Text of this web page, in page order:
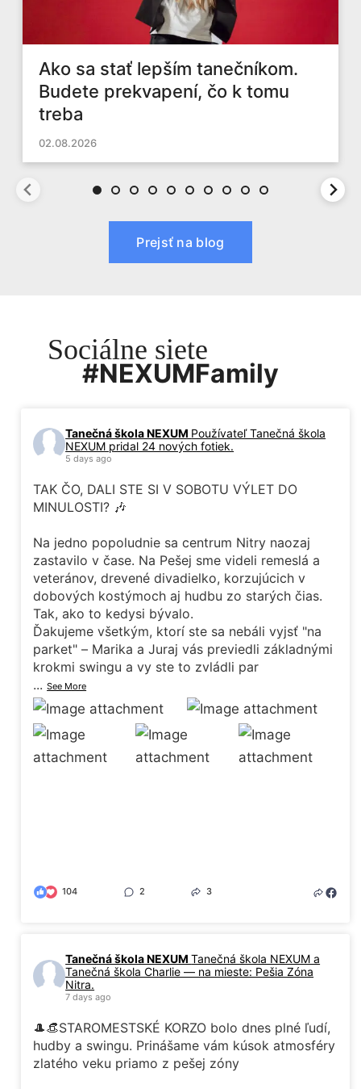
Ako sa stať lepším tanečníkom.
Budete prekvapení, čo k tomu
treba
02.08.2026
Prejsť na blog
Sociálne siete
#NEXUMFamily
Tanečná škola NEXUM Používateľ Tanečná škola
NEXUM pridal 24 nových fotiek.
5 days ago
TAK ČO, DALI STE SI V SOBOTU VÝLET DO
MINULOSTI? 🎶
Na jedno popoludnie sa centrum Nitry naozaj
zastavilo v čase. Na Pešej sme videli remeslá a
veteránov, drevené divadielko, korzujúcich v
dobových kostýmoch aj hudbu zo starých čias.
Tak, ako to kedysi bývalo.
Ďakujeme všetkým, ktorí ste sa nebáli vyjsť "na
parket" – Marika a Juraj vás previedli základnými
krokmi swingu a vy ste to zvládli par
...See More
104 2 3
Tanečná škola NEXUMTanečná škola NEXUM a
Tanečná škola Charlie — na mieste: Pešia Zóna
Nitra.
7 days ago
🎩👒STAROMESTSKÉ KORZO bolo dnes plné ľudí,
hudby a swingu. Prinášame vám kúsok atmosféry
zlatého veku priamo z pešej zóny